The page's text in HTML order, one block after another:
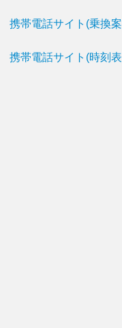
携帯電話サイト(乗換
携帯電話サイト(時刻